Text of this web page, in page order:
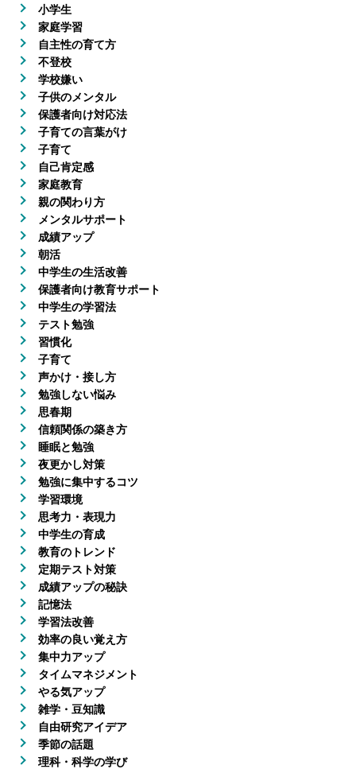
小学生
家庭学習
自主性の育て方
不登校
学校嫌い
子供のメンタル
保護者向け対応法
子育ての言葉がけ
子育て
自己肯定感
家庭教育
親の関わり方
メンタルサポート
成績アップ
朝活
中学生の生活改善
保護者向け教育サポート
中学生の学習法
テスト勉強
習慣化
子育て
声かけ・接し方
勉強しない悩み
思春期
信頼関係の築き方
睡眠と勉強
夜更かし対策
勉強に集中するコツ
学習環境
思考力・表現力
中学生の育成
教育のトレンド
定期テスト対策
成績アップの秘訣
記憶法
学習法改善
効率の良い覚え方
集中力アップ
タイムマネジメント
やる気アップ
雑学・豆知識
自由研究アイデア
季節の話題
理科・科学の学び